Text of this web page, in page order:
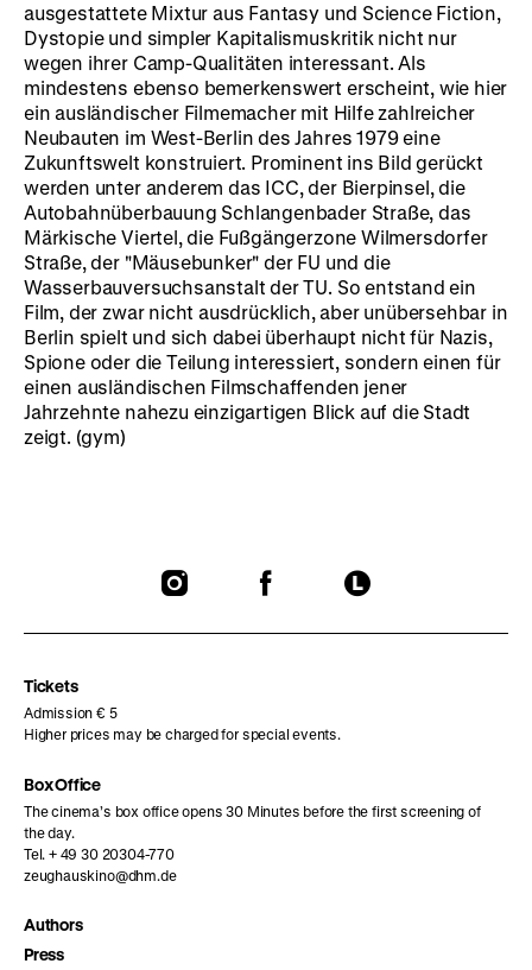
ausgestattete Mixtur aus Fantasy und Science Fiction,
Dystopie und simpler Kapitalismuskritik nicht nur
wegen ihrer Camp-Qualitäten interessant. Als
mindestens ebenso bemerkenswert erscheint, wie hier
ein ausländischer Filmemacher mit Hilfe zahlreicher
Neubauten im West-Berlin des Jahres 1979 eine
Zukunftswelt konstruiert. Prominent ins Bild gerückt
werden unter anderem das ICC, der Bierpinsel, die
Autobahnüberbauung Schlangenbader Straße, das
Märkische Viertel, die Fußgängerzone Wilmersdorfer
Straße, der "Mäusebunker" der FU und die
Wasserbauversuchsanstalt der TU. So entstand ein
Film, der zwar nicht ausdrücklich, aber unübersehbar in
Berlin spielt und sich dabei überhaupt nicht für Nazis,
Spione oder die Teilung interessiert, sondern einen für
einen ausländischen Filmschaffenden jener
Jahrzehnte nahezu einzigartigen Blick auf die Stadt
zeigt. (gym)
To
To
To
Tickets
Admission € 5
Higher prices may be charged for special events.
Box Office
The cinema’s box office opens 30 Minutes before the first screening of
the day.
Tel. + 49 30 20304-770
zeughauskino@dhm.de
Authors
Press